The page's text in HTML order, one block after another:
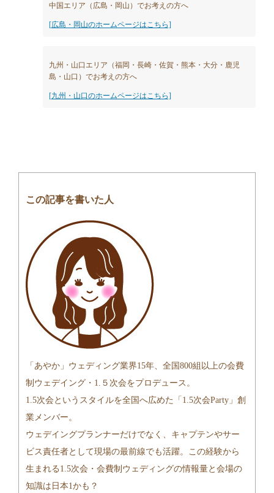
中国エリア（広島・岡山）でお考えの方へ
[広島・岡山のホームページはこちら]
九州・山口エリア（福岡・長崎・佐賀・熊本・大分・鹿児
島・山口）でお考えの方へ
[九州・山口のホームページはこちら]
この記事を書いた人
「あやか」ウェディング業界15年、全国800組以上の会費
制ウェデイング・1.５次会をプロデュース。
1.5次会というスタイルを全国へ広めた「1.5次会Party」創
業メンバー。
ウェデイングプランナーだけでなく、キャプテンやサー
ビス責任者として現場の最前線でも活躍。この経験から
生まれる1.5次会・会費制ウェディングの情報量と会場の
知識は日本1かも？